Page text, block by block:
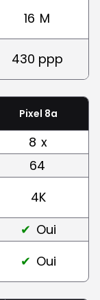
16 M
430 ppp
Pixel 8a
8 x
64
4K
Oui
Oui